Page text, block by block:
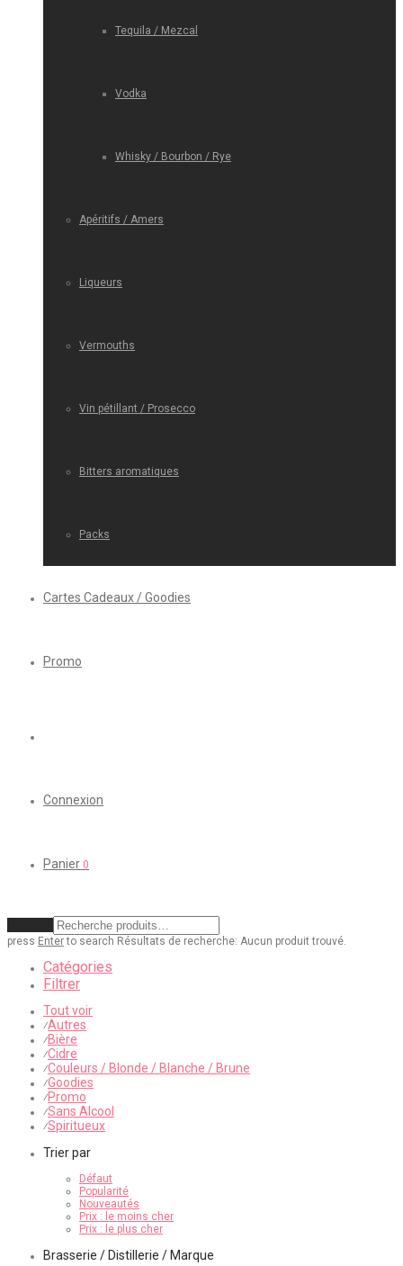
Tequila / Mezcal
Vodka
Whisky / Bourbon / Rye
Apéritifs / Amers
Liqueurs
Vermouths
Vin pétillant / Prosecco
Bitters aromatiques
Packs
Cartes Cadeaux / Goodies
Promo
Connexion
Panier 0
press Enterto search Résultats de recherche: Aucun produit trouvé.
Catégories
Filtrer
Tout voir
⁄Autres
⁄Bière
⁄Cidre
⁄Couleurs / Blonde / Blanche / Brune
⁄Goodies
⁄Promo
⁄Sans Alcool
⁄Spiritueux
Trier par
Défaut
Popularité
Nouveautés
Prix : le moins cher
Prix : le plus cher
Brasserie / Distillerie / Marque